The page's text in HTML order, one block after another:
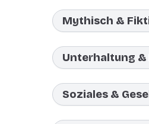
Mythisch &
Unterhaltung &
Soziales &